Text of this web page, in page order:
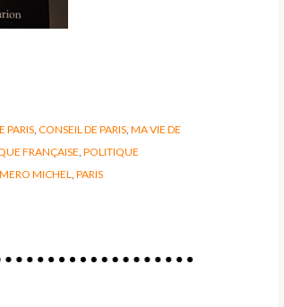
PARIS, CONSEIL DE PARIS, MA VIE DE
FRANÇAISE, POLITIQUE
MICHEL, PARIS